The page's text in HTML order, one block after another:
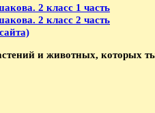
2 класс 1 часть
2 класс 2 часть
и животных, которых